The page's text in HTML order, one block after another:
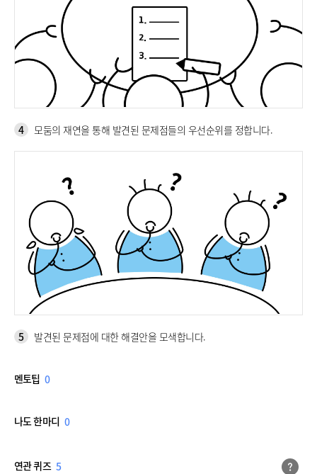
4 모둠의 재연을 통해 발견된 문제점들의 우선순위를 정합니다.
5 발견된 문제점에 대한 해결안을 모색합니다.
멘토팁 0
나도 한마디 0
연관 퀴즈 5